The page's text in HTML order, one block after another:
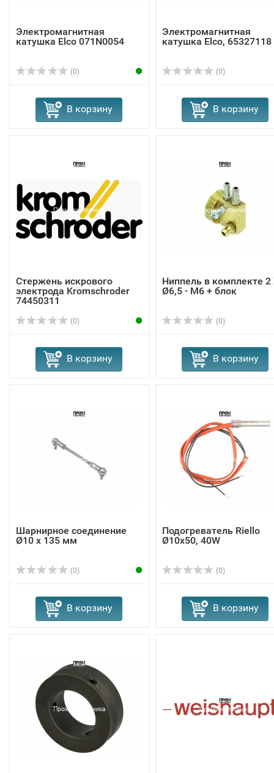
Электромагнитная
катушка Elco 071N0054
(0)
В корзину
Электромагнитная
катушка Elco, 65327118
(0)
В корзину
Стержень искрового
электрода Kromschroder
74450311
(0)
В корзину
Ниппель в комплекте 2
Ø6,5 - M6 + блок
(0)
В корзину
Шарнирное соединение
Ø10 x 135 мм
(0)
В корзину
Подогреватель Riello
Ø10x50, 40W
(0)
В корзину